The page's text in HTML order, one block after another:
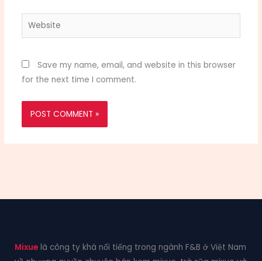
Website
Save my name, email, and website in this browser
for the next time I comment.
Mixue là công ty khá nổi tiếng trong ngành F&B ở Việt Nam